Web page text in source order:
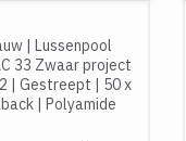
| Lussenpool
33 Zwaar project
| Gestreept | 50 x
| Polyamide